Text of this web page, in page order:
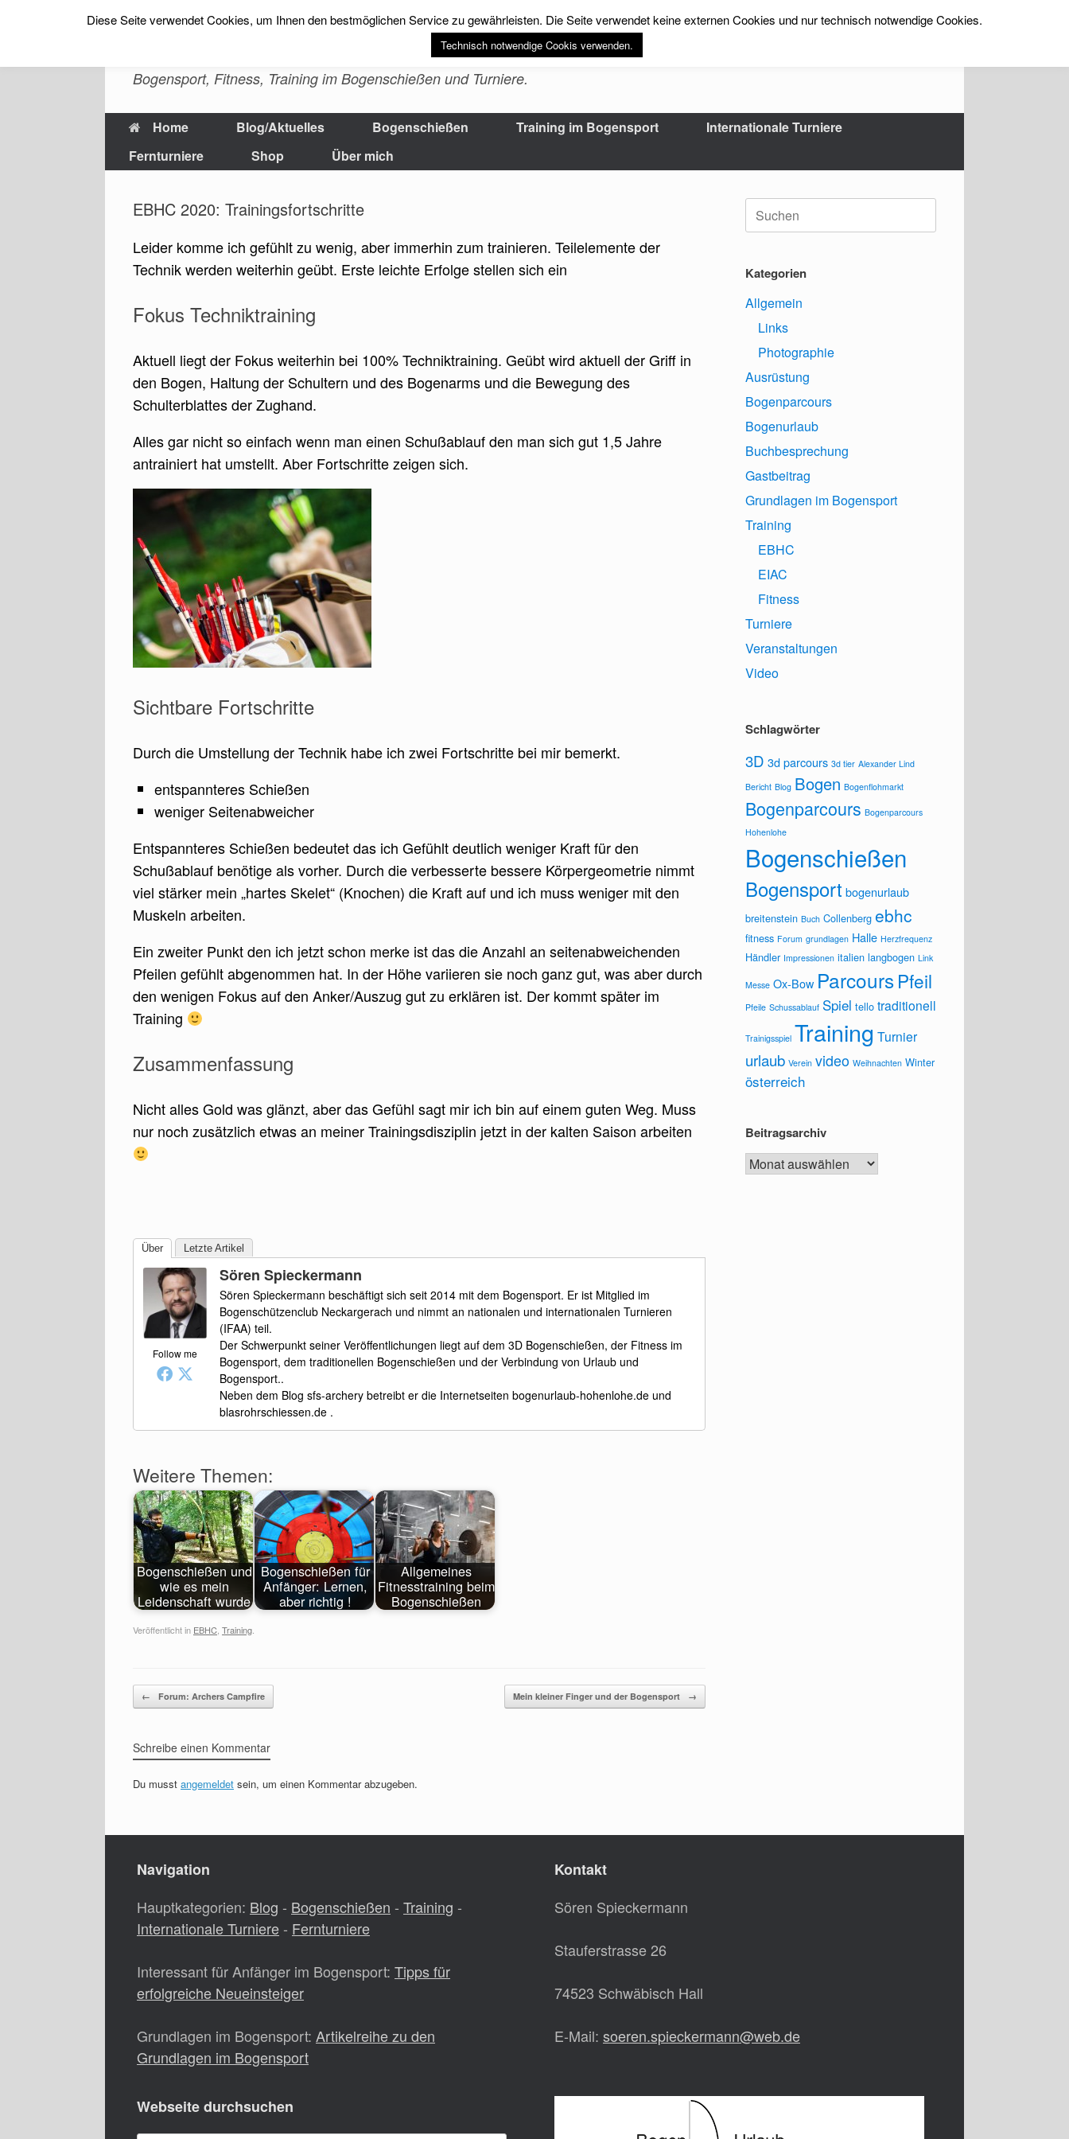
Zum
sfs-archery -Erlebnis Bogenschießen-
Bogensport, Fitness, Training im Bogenschießen und Turniere.
Home Blog/Aktuelles Bogenschießen Training im Bogensport
Internationale Turniere
Fernturniere
Shop Über mich
EBHC 2020: Trainingsfortschritte
Leider komme ich gefühlt zu wenig, aber immerhin zum trainieren. Teilelemente der
Technik werden weiterhin geübt. Erste leichte Erfolge stellen sich ein
Fokus Techniktraining
Aktuell liegt der Fokus weiterhin bei 100% Techniktraining. Geübt wird aktuell der Griff in
den Bogen, Haltung der Schultern und des Bogenarms und die Bewegung des
Schulterblattes der Zughand.
Alles gar nicht so einfach wenn man einen Schußablauf den man sich gut 1,5 Jahre
antrainiert hat umstellt. Aber Fortschritte zeigen sich.
Sichtbare Fortschritte
Durch die Umstellung der Technik habe ich zwei Fortschritte bei mir bemerkt.
entspannteres Schießen
weniger Seitenabweicher
Entspannteres Schießen bedeutet das ich Gefühlt deutlich weniger Kraft für den
Schußablauf benötige als vorher. Durch die verbesserte bessere Körpergeometrie nimmt
viel stärker mein „hartes Skelet“ (Knochen) die Kraft auf und ich muss weniger mit den
Muskeln arbeiten.
Ein zweiter Punkt den ich jetzt schon merke ist das die Anzahl an seitenabweichenden
Pfeilen gefühlt abgenommen hat. In der Höhe variieren sie noch ganz gut, was aber durch
den wenigen Fokus auf den Anker/Auszug gut zu erklären ist. Der kommt später im
Training
Zusammenfassung
Nicht alles Gold was glänzt, aber das Gefühl sagt mir ich bin auf einem guten Weg. Muss
nur noch zusätzlich etwas an meiner Trainingsdisziplin jetzt in der kalten Saison arbeiten
Über Letzte Artikel
Follow me
Sören Spieckermann
Sören Spieckermann beschäftigt sich seit 2014 mit dem Bogensport. Er ist Mitglied im
Bogenschützenclub Neckargerach und nimmt an nationalen und internationalen Turnieren
(IFAA) teil.
Der Schwerpunkt seiner Veröffentlichungen liegt auf dem 3D Bogenschießen, der Fitness im
Bogensport, dem traditionellen Bogenschießen und der Verbindung von Urlaub und
Bogensport..
Neben dem Blog sfs-archery betreibt er die Internetseiten bogenurlaub-hohenlohe.de und
blasrohrschiessen.de .
Weitere Themen:
Bogenschießen und
wie es mein
Leidenschaft wurde
Bogenschießen für
Anfänger: Lernen,
aber richtig !
Allgemeines
Fitnesstraining beim
Bogenschießen
Veröffentlicht in EBHC Training
Beitragsnavigation
← Forum: Archers Campfire Mein kleiner Finger und der Bogensport →
Schreibe einen Kommentar
Du musst angemeldet sein, um einen Kommentar abzugeben.
Suche
nach:
Kategorien
Allgemein
Links
Photographie
Ausrüstung
Bogenparcours
Bogenurlaub
Buchbesprechung
Gastbeitrag
Grundlagen im Bogensport
Training
EBHC
EIAC
Fitness
Turniere
Veranstaltungen
Video
Schlagwörter
3D 3d parcours 3d tier Alexander Lind
Bericht Blog Bogen Bogenflohmarkt
Bogenparcours Bogenparcours
Hohenlohe
Bogenschießen
Bogensport bogenurlaub
breitenstein Buch Collenberg ebhc
fitness Forum grundlagen Halle Herzfrequenz
Händler Impressionen italien langbogen Link
Messe Ox-Bow Parcours Pfeil
Pfeile Schussablauf Spiel tello traditionell
Trainigsspiel Training Turnier
urlaub Verein video Weihnachten Winter
österreich
Beitragsarchiv
Beitragsarchiv
Navigation
Hauptkategorien: Blog - Bogenschießen - Training -
Internationale Turniere - Fernturniere
Interessant für Anfänger im Bogensport: Tipps für
erfolgreiche Neueinsteiger
Grundlagen im Bogensport: Artikelreihe zu den
Grundlagen im Bogensport
Kontakt
Sören Spieckermann
Stauferstrasse 26
74523 Schwäbisch Hall
E-Mail: soeren.spieckermann@web.de
Webseite durchsuchen
Diese Seite verwendet Cookies, um Ihnen den bestmöglichen Service zu gewährleisten. Die Seite verwendet keine externen Cookies und nur technisch notwendige Cookies.
Technisch notwendige Cookis verwenden.